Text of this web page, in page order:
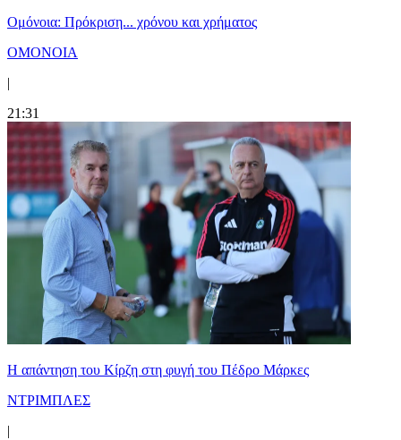
Ομόνοια: Πρόκριση... χρόνου και χρήματος
ΟΜΟΝΟΙΑ
|
21:31
Η απάντηση του Κίρζη στη φυγή του Πέδρο Μάρκες
ΝΤΡΙΜΠΛΕΣ
|